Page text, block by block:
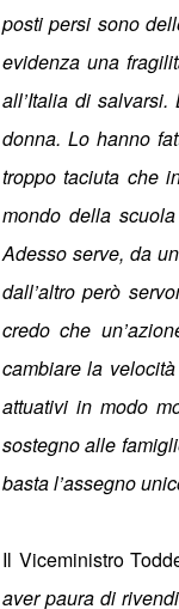
posti persi sono
evidenza una
all’Italia di
donna. Lo hanno
troppo taciuta che
mondo della
Adesso serve, da
dall’altro però
credo che
cambiare la
attuativi in modo
sostegno alle
basta l’assegno
Il Viceministro
aver paura di